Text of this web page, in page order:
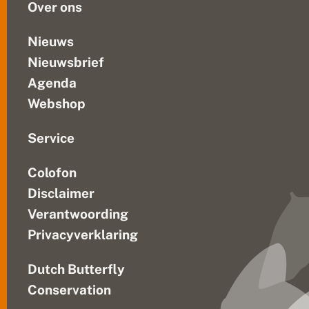
Over ons
Nieuws
Nieuwsbrief
Agenda
Webshop
Service
Colofon
Disclaimer
Verantwoording
Privacyverklaring
Dutch Butterfly
Conservation